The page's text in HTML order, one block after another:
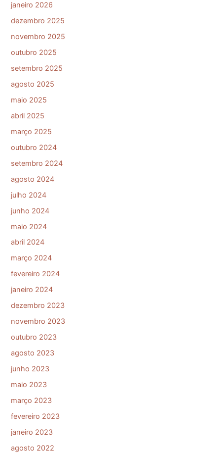
janeiro 2026
dezembro 2025
novembro 2025
outubro 2025
setembro 2025
agosto 2025
maio 2025
abril 2025
março 2025
outubro 2024
setembro 2024
agosto 2024
julho 2024
junho 2024
maio 2024
abril 2024
março 2024
fevereiro 2024
janeiro 2024
dezembro 2023
novembro 2023
outubro 2023
agosto 2023
junho 2023
maio 2023
março 2023
fevereiro 2023
janeiro 2023
agosto 2022